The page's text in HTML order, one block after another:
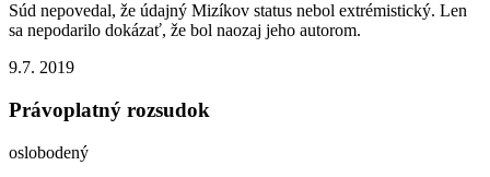
Súd nepovedal, že údajný Mizíkov status nebol extrémistický. Len
sa nepodarilo dokázať, že bol naozaj jeho autorom.
9.7. 2019
Právoplatný rozsudok
oslobodený